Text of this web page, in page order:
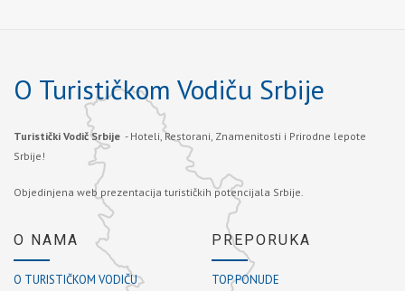
O Turističkom Vodiču Srbije
Turistički Vodič Srbije - Hoteli, Restorani, Znamenitosti i Prirodne lepote
Srbije!
Objedinjena web prezentacija turističkih potencijala Srbije.
O NAMA
O TURISTIČKOM VODIČU
PREPORUKA
TOP PONUDE